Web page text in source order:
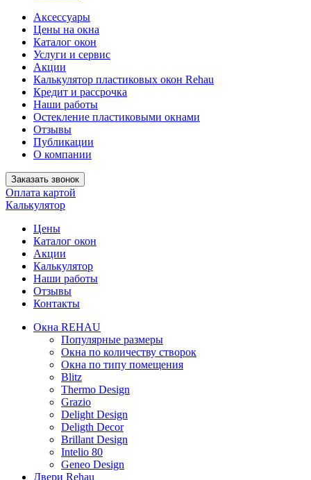
Аксессуары
Цены на окна
Каталог окон
Услуги и сервис
Акции
Калькулятор пластиковых окон Rehau
Кредит и рассрочка
Наши работы
Остекление пластиковыми окнами
Отзывы
Публикации
О компании
Заказать звонок
Оплата картой
Калькулятор
Цены
Каталог окон
Акции
Калькулятор
Наши работы
Отзывы
Контакты
Окна REHAU
Популярные размеры
Окна по количеству створок
Окна по типу помещения
Blitz
Thermo Design
Grazio
Delight Design
Deligth Decor
Brillant Design
Intelio 80
Geneo Design
Двери Rehau